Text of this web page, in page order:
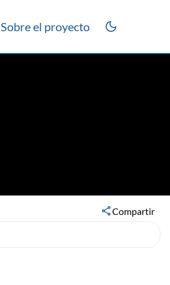
Sobre el proyecto
Compartir